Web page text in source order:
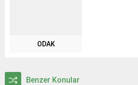
ODAK
Benzer Konular